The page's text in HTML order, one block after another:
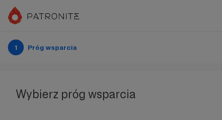
1 Próg wsparcia
Wybierz próg wsparcia